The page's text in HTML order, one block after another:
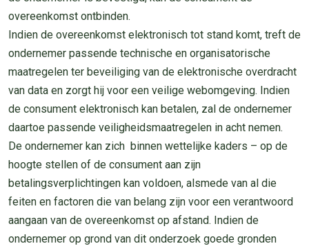
overeenkomst ontbinden.
Indien de overeenkomst elektronisch tot stand komt, treft de
ondernemer passende technische en organisatorische
maatregelen ter beveiliging van de elektronische overdracht
van data en zorgt hij voor een veilige webomgeving. Indien
de consument elektronisch kan betalen, zal de ondernemer
daartoe passende veiligheidsmaatregelen in acht nemen.
De ondernemer kan zich binnen wettelijke kaders – op de
hoogte stellen of de consument aan zijn
betalingsverplichtingen kan voldoen, alsmede van al die
feiten en factoren die van belang zijn voor een verantwoord
aangaan van de overeenkomst op afstand. Indien de
ondernemer op grond van dit onderzoek goede gronden